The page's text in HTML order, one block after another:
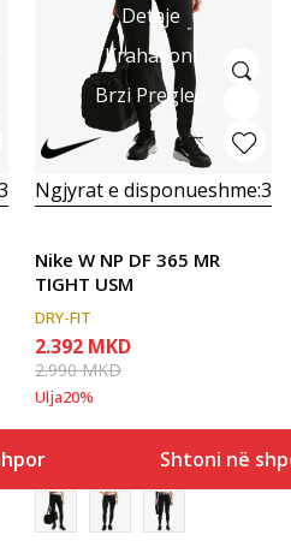
Detaje
Krahasoni
Brzi Pregled
Ngjyrat e disponueshme:3
Nike W NP DF 365 MR
TIGHT USM
DRY-FIT
2.392 MKD
2.990MKD
Ulja20%
Shtoni në